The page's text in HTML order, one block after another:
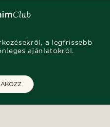
a legfrissebb
ajánlatokról.